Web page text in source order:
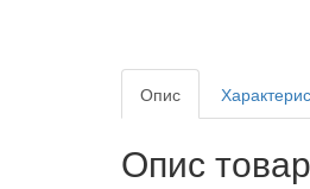
Опис
Опис